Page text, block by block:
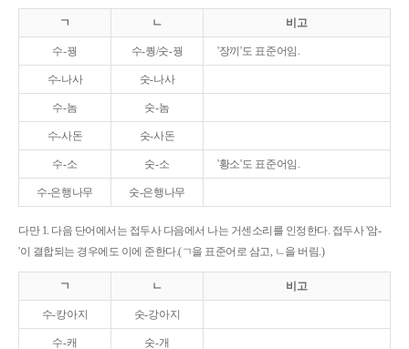
ㄱ ㄴ 비고
수-꿩 수-퀑/숫-꿩 '장끼'도 표준어임.
수-나사 숫-나사
수-놈 숫-놈
수-사돈 숫-사돈
수-소 숫-소 '황소'도 표준어임.
수-은행나무 숫-은행나무
다만 1. 다음 단어에서는 접두사 다음에서 나는 거센소리를 인정한다. 접두사 '암-
'이 결합되는 경우에도 이에 준한다.(ㄱ을 표준어로 삼고, ㄴ을 버림.)
ㄱ ㄴ 비고
수-캉아지 숫-강아지
수-캐 숫-개